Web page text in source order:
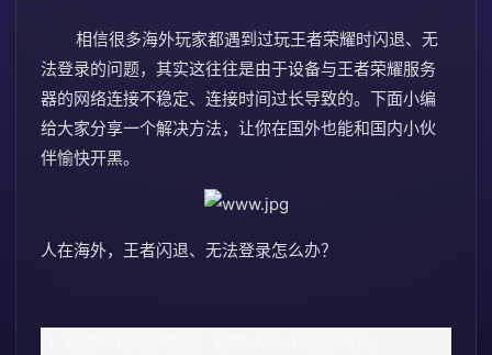
相信很多海外玩家都遇到过玩王者荣耀时闪退、无
法登录的问题，其实这往往是由于设备与王者荣耀服务
器的网络连接不稳定、连接时间过长导致的。下面小编
给大家分享一个解决方法，让你在国外也能和国内小伙
伴愉快开黑。
人在海外，王者闪退、无法登录怎么办？